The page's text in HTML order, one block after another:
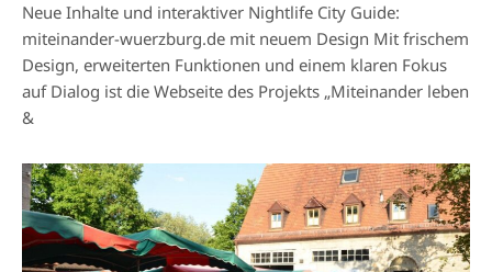
Neue Inhalte und interaktiver Nightlife City Guide:
miteinander-wuerzburg.de mit neuem Design Mit frischem
Design, erweiterten Funktionen und einem klaren Fokus
auf Dialog ist die Webseite des Projekts „Miteinander leben
&